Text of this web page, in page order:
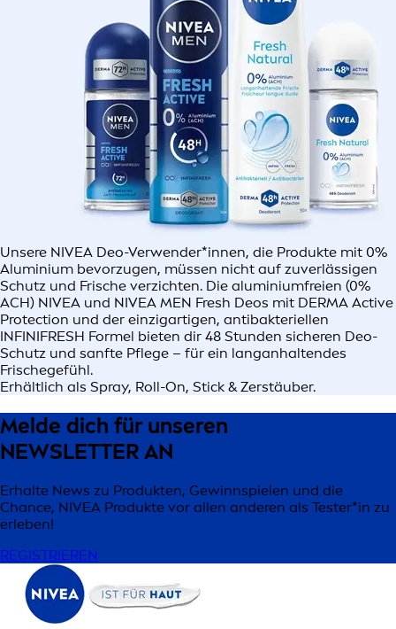
Unsere NIVEA Deo-Verwender*innen, die Produkte mit 0%
Aluminium bevorzugen, müssen nicht auf zuverlässigen
Schutz und Frische verzichten. Die aluminiumfreien (0%
ACH) NIVEA und NIVEA MEN Fresh Deos mit DERMA Active
Protection und der einzigartigen, antibakteriellen
INFINIFRESH Formel bieten dir 48 Stunden sicheren Deo-
Schutz und sanfte Pflege – für ein langanhaltendes
Frischegefühl.
Erhältlich als Spray, Roll-On, Stick & Zerstäuber.
Melde dich für unseren
NEWSLETTER AN
Erhalte News zu Produkten, Gewinnspielen und die
Chance, NIVEA Produkte vor allen anderen als Tester*in zu
erleben!
REGISTRIEREN